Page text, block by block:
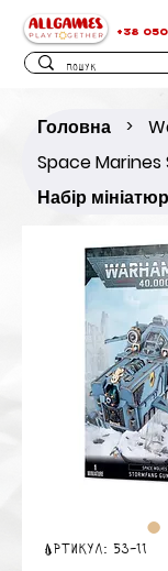
+38
Головна >
Space
Артикул: 53-11